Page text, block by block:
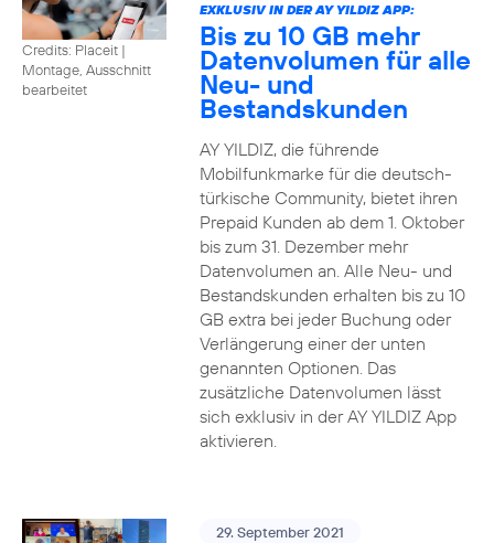
Credits: Placeit |
Montage, Ausschnitt
bearbeitet
EXKLUSIV IN DER AY YILDIZ APP:
Bis zu 10 GB mehr
Datenvolumen für alle
Neu- und
Bestandskunden
AY YILDIZ, die führende
Mobilfunkmarke für die deutsch-
türkische Community, bietet ihren
Prepaid Kunden ab dem 1. Oktober
bis zum 31. Dezember mehr
Datenvolumen an. Alle Neu- und
Bestandskunden erhalten bis zu 10
GB extra bei jeder Buchung oder
Verlängerung einer der unten
genannten Optionen. Das
zusätzliche Datenvolumen lässt
sich exklusiv in der AY YILDIZ App
aktivieren.
29. September 2021